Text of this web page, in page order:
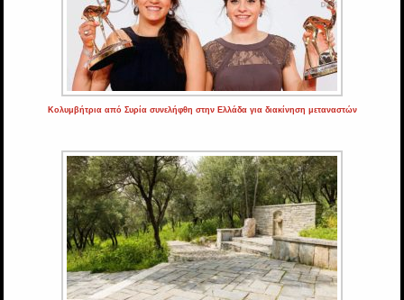
Κολυμβήτρια από Συρία συνελήφθη στην Ελλάδα για διακίνηση μεταναστών